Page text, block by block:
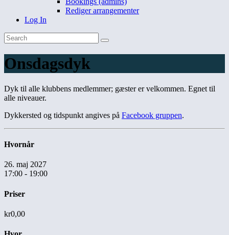
Rediger arrangementer
Log In
Onsdagsdyk
Dyk til alle klubbens medlemmer; gæster er velkommen. Egnet til
alle niveauer.
Dykkersted og tidspunkt angives på Facebook gruppen.
Hvornår
26. maj 2027
17:00 - 19:00
Priser
kr0,00